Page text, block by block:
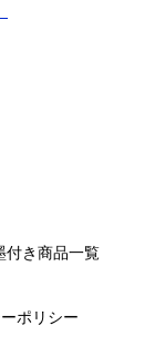
付き商品一覧
ポリシー